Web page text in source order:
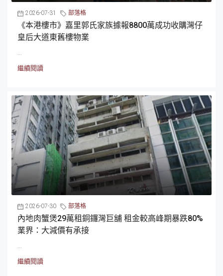
2026-07-31 部落格
《本港樓市》嘉里郭氏家族據報8800萬成功收購灣仔
皇后大道東舊樓物業
...
繼續閱讀
2026-07-30 部落格
內地肉蟹煲29萬租銅鑼灣巨舖 租金較高峰期暴跌80%
業界：大減價有承接
...
繼續閱讀